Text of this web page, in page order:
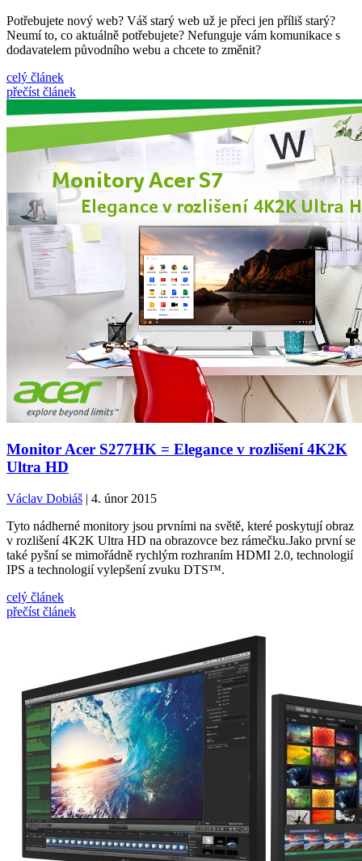
Potřebujete nový web? Váš starý web už je přeci jen příliš starý?
Neumí to, co aktuálně potřebujete? Nefunguje vám komunikace s
dodavatelem původního webu a chcete to změnit?
celý článek
přečíst článek
Monitor Acer S277HK = Elegance v rozlišení 4K2K
Ultra HD
Václav Dobiáš | 4. únor 2015
Tyto nádherné monitory jsou prvními na světě, které poskytují obraz
v rozlišení 4K2K Ultra HD na obrazovce bez rámečku.Jako první se
také pyšní se mimořádně rychlým rozhraním HDMI 2.0, technologií
IPS a technologií vylepšení zvuku DTS™.
celý článek
přečíst článek